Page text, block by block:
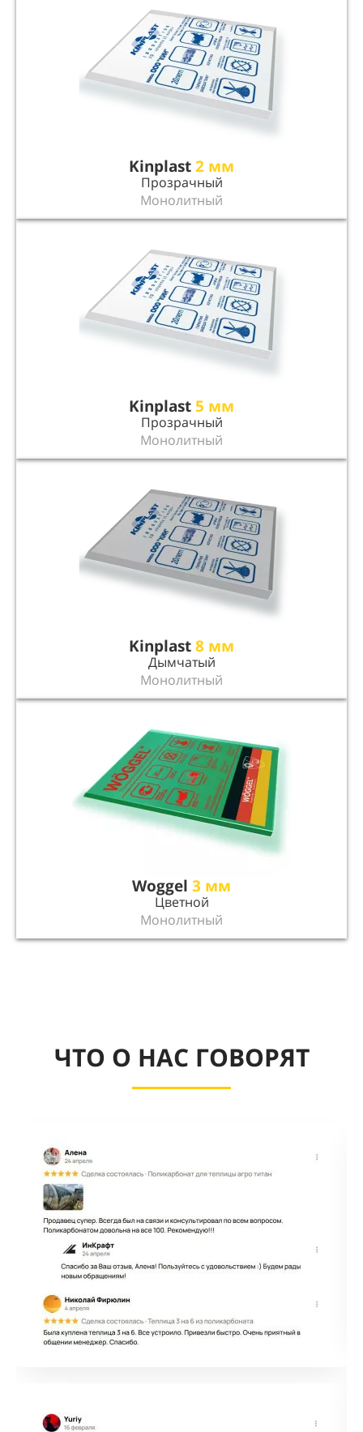
Kinplast2 мм
Прозрачный
Монолитный
Kinplast 5 мм
Прозрачный
Монолитный
Kinplast8 мм
Дымчатый
Монолитный
Woggel 3 мм
Цветной
Монолитный
ЧТО О НАС ГОВОРЯТ